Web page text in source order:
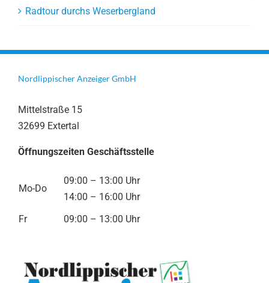
Radtour durchs Weserbergland
Nordlippischer Anzeiger GmbH
Mittelstraße 15
32699 Extertal
Öffnungszeiten Geschäftsstelle
Mo-Do
09:00 – 13:00 Uhr
14:00 – 16:00 Uhr
Fr
09:00 – 13:00 Uhr